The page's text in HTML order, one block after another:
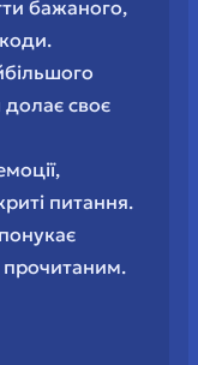
бажаного,
своє
питання.
прочитаним.